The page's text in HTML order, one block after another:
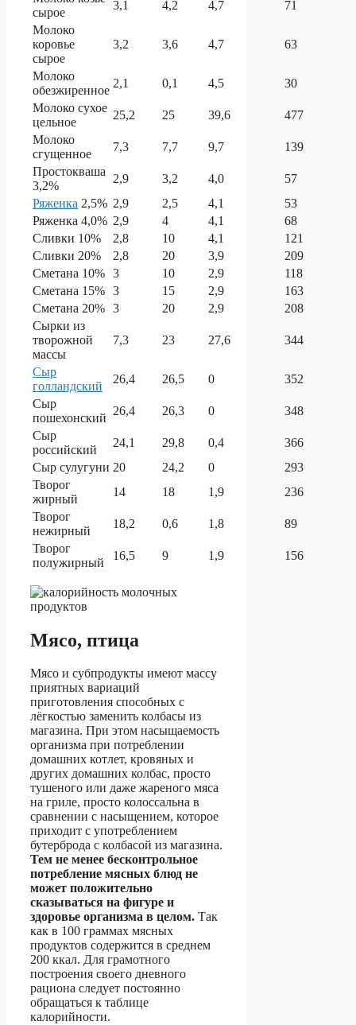
сырое
3,1 4,2 4,7
71
Молоко
коровье
сырое
3,2 3,6 4,7 63
Молоко
обезжиренное
2,1 0,1 4,5
30
Молоко сухое
цельное
25,2 25 39,6
477
Молоко
сгущенное
7,3 7,7 9,7
139
Простокваша
3,2%
2,9 3,2 4,0
57
Ряженка 2,5% 2,9 2,5 4,1
53
Ряженка 4,0% 2,9 4 4,1
68
Сливки 10%
2,8 10 4,1
121
Сливки 20%
2,8 20 3,9
209
Сметана 10% 3 10 2,9
118
Сметана 15% 3 15 2,9
163
Сметана 20% 3 20 2,9
208
Сырки из
творожной
массы
7,3 23 27,6 344
Сыр
голландский
26,4 26,5 0
352
Сыр
пошехонский
26,4 26,3 0
348
Сыр
российский
24,1 29,8 0,4
366
Сыр сулугуни 20 24,2 0
293
Творог
жирный
14 18 1,9
236
Творог
нежирный
18,2 0,6 1,8
89
Творог
полужирный
16,5 9 1,9 156
Мясо, птица
Мясо и субпродукты имеют массу
приятных вариаций
приготовления способных с
лёгкостью заменить колбасы из
магазина. При этом насыщаемость
организма при потреблении
домашних котлет, кровяных и
других домашних колбас, просто
тушеного или даже жареного мяса
на гриле, просто колоссальна в
сравнении с насыщением, которое
приходит с употреблением
бутерброда с колбасой из магазина.
Тем не менее бесконтрольное
потребление мясных блюд не
может положительно
сказываться на фигуре и
здоровье организма в целом. Так
как в 100 граммах мясных
продуктов содержится в среднем
200 ккал. Для грамотного
построения своего дневного
рациона следует постоянно
обращаться к таблице
калорийности.